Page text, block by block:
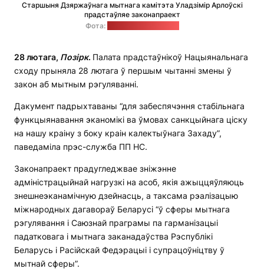
Старшыня Дзяржаўнага мытнага камітэта Уладзімір Арлоўскі
прадстаўляе законапраект
Фота:
28 лютага, Позірк. Палата прадстаўнікоў Нацыянальнага
сходу прыняла 28 лютага ў першым чытанні змены ў
закон аб мытным рэгуляванні.
Дакумент падрыхтаваны “для забеспячэння стабільнага
функцыянавання эканомікі ва ўмовах санкцыйнага ціску
на нашу краіну з боку краін калектыўнага Захаду”,
паведаміла прэс-служба ПП НС.
Законапраект прадугледжвае зніжэнне
адміністрацыйнай нагрузкі на асоб, якія ажыццяўляюць
знешнеэканамічную дзейнасць, а таксама рэалізацыю
міжнародных дагавораў Беларусі “ў сферы мытнага
рэгулявання і Саюзнай праграмы па гарманізацыі
падатковага і мытнага заканадаўства Рэспублікі
Беларусь і Расійскай Федэрацыі і супрацоўніцтву ў
мытнай сферы”.